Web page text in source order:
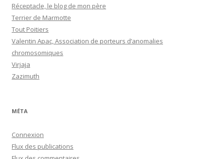
Réceptacle, le blog de mon père
Terrier de Marmotte
Tout Poitiers
Valentin Apac, Association de porteurs d’anomalies
chromosomiques
Virjaja
Zazimuth
MÉTA
Connexion
Flux des publications